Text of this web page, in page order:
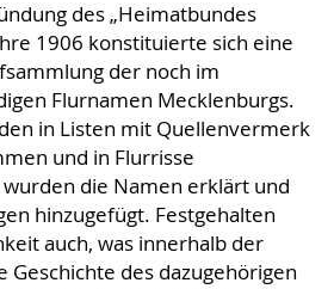
des „Heimatbundes
1906 konstituierte sich eine
der noch im
Flurnamen Mecklenburgs.
in Listen mit Quellenvermerk
und in Flurrisse
die Namen erklärt und
hinzugefügt. Festgehalten
auch, was innerhalb der
Geschichte des dazugehörigen